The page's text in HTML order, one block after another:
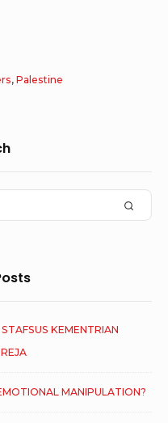
,Palestine
KEMENTRIAN
MANIPULATION?